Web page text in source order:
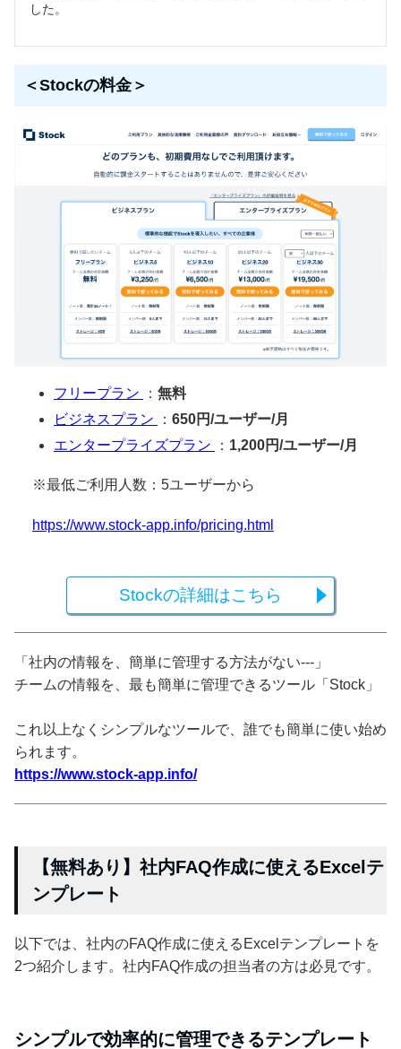
した。
＜Stockの料金＞
フリープラン ： 無料
ビジネスプラン
： 650円/ユーザー/月
エンタープライズプラン
： 1,200円/ユーザー/月
※最低ご利用人数：5ユーザーから
https://www.stock-app.info/pricing.html
Stockの詳細はこちら
「社内の情報を、簡単に管理する方法がない---」
チームの情報を、最も簡単に管理できるツール「Stock」
これ以上なくシンプルなツールで、誰でも簡単に使い始め
られます。
https://www.stock-app.info/
【無料あり】社内FAQ作成に使えるExcelテ
ンプレート
以下では、社内のFAQ作成に使えるExcelテンプレートを
2つ紹介します。社内FAQ作成の担当者の方は必見です。
シンプルで効率的に管理できるテンプレート